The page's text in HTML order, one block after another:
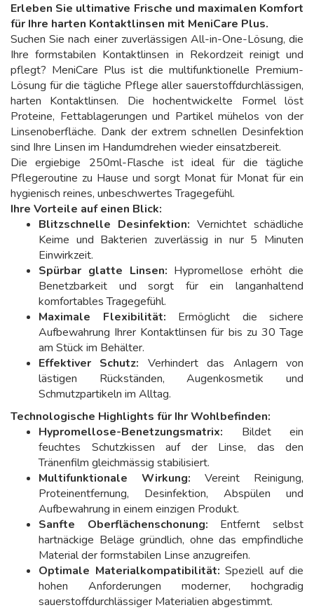
Erleben Sie ultimative Frische und maximalen Komfort
für Ihre harten Kontaktlinsen mit MeniCare Plus.
Suchen Sie nach einer zuverlässigen All-in-One-Lösung, die
Ihre formstabilen Kontaktlinsen in Rekordzeit reinigt und
pflegt? MeniCare Plus ist die multifunktionelle Premium-
Lösung für die tägliche Pflege aller sauerstoffdurchlässigen,
harten Kontaktlinsen. Die hochentwickelte Formel löst
Proteine, Fettablagerungen und Partikel mühelos von der
Linsenoberfläche. Dank der extrem schnellen Desinfektion
sind Ihre Linsen im Handumdrehen wieder einsatzbereit.
Die ergiebige 250ml-Flasche ist ideal für die tägliche
Pflegeroutine zu Hause und sorgt Monat für Monat für ein
hygienisch reines, unbeschwertes Tragegefühl.
Ihre Vorteile auf einen Blick:
Blitzschnelle Desinfektion: Vernichtet schädliche
Keime und Bakterien zuverlässig in nur 5 Minuten
Einwirkzeit.
Spürbar glatte Linsen: Hypromellose erhöht die
Benetzbarkeit und sorgt für ein langanhaltend
komfortables Tragegefühl.
Maximale Flexibilität: Ermöglicht die sichere
Aufbewahrung Ihrer Kontaktlinsen für bis zu 30 Tage
am Stück im Behälter.
Effektiver Schutz: Verhindert das Anlagern von
lästigen Rückständen, Augenkosmetik und
Schmutzpartikeln im Alltag.
Technologische Highlights für Ihr Wohlbefinden:
Hypromellose-Benetzungsmatrix: Bildet ein
feuchtes Schutzkissen auf der Linse, das den
Tränenfilm gleichmässig stabilisiert.
Multifunktionale Wirkung: Vereint Reinigung,
Proteinentfernung, Desinfektion, Abspülen und
Aufbewahrung in einem einzigen Produkt.
Sanfte Oberflächenschonung: Entfernt selbst
hartnäckige Beläge gründlich, ohne das empfindliche
Material der formstabilen Linse anzugreifen.
Optimale Materialkompatibilität: Speziell auf die
hohen Anforderungen moderner, hochgradig
sauerstoffdurchlässiger Materialien abgestimmt.